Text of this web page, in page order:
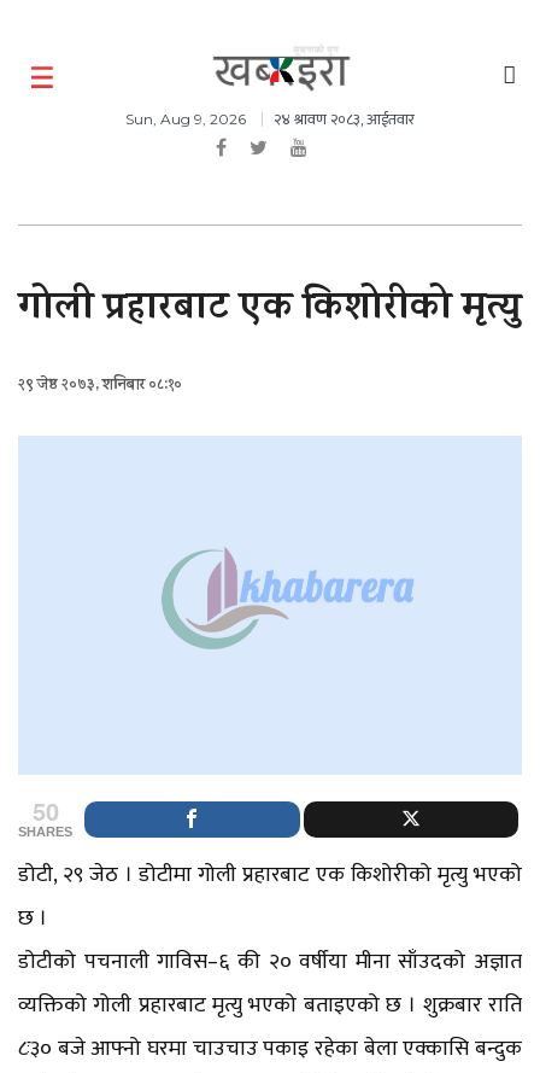
Sun, Aug 9, 2026 २४ श्रावण २०८३, आईतवार
गोली प्रहारबाट एक किशोरीको मृत्यु
२९ जेष्ठ २०७३, शनिबार ०८:१०
50
SHARES
डोटी, २९ जेठ । डोटीमा गोली प्रहारबाट एक किशोरीको मृत्यु भएको
छ ।
डोटीको पचनाली गाविस–६ की २० वर्षीया मीना साँउदको अज्ञात
व्यक्तिको गोली प्रहारबाट मृत्यु भएको बताइएको छ । शुक्रबार राति
८ः३० बजे आफ्नो घरमा चाउचाउ पकाइ रहेका बेला एक्कासि बन्दुक